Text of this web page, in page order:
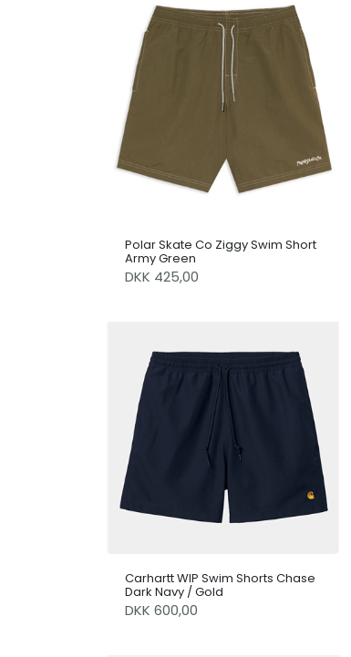
Polar Skate Co Ziggy Swim Short
Army Green
DKK 425,00
Carhartt WIP Swim Shorts Chase
Dark Navy / Gold
DKK 600,00